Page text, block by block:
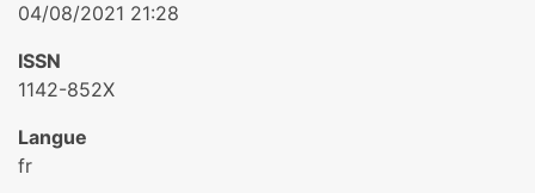
04/08/2021 21:28
ISSN
1142-852X
Langue
fr